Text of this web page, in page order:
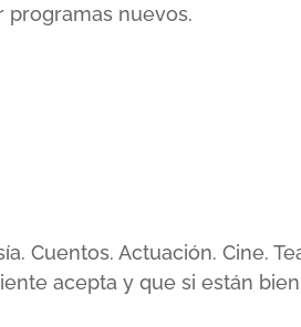
programas nuevos.
Cuentos. Actuación. Cine.
acepta y que si están